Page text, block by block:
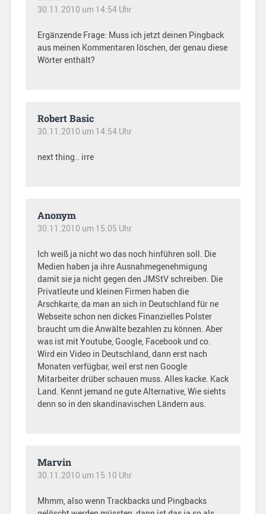
30.11.2010 um 14:54 Uhr
Ergänzende Frage: Muss ich jetzt deinen Pingback
aus meinen Kommentaren löschen, der genau diese
Wörter enthält?
Robert Basic
30.11.2010 um 14:54 Uhr
next thing.. irre
Anonym
30.11.2010 um 15:05 Uhr
Ich weiß ja nicht wo das noch hinführen soll. Die
Medien haben ja ihre Ausnahmegenehmigung
damit sie ja nicht gegen den JMStV schreiben. Die
Privatleute und kleinen Firmen haben die
Arschkarte, da man an sich in Deutschland für ne
Webseite schon nen dickes Finanzielles Polster
braucht um die Anwälte bezahlen zu können. Aber
was ist mit Youtube, Google, Facebook und co.
Wird ein Video in Deutschland, dann erst nach
Monaten verfügbar, weil erst nen Google
Mitarbeiter drüber schauen muss. Alles kacke. Kack
Land. Kennt jemand ne gute Alternative, Wie siehts
denn so in den skandinavischen Ländern aus.
Marvin
30.11.2010 um 15:10 Uhr
Mhmm, also wenn Trackbacks und Pingbacks